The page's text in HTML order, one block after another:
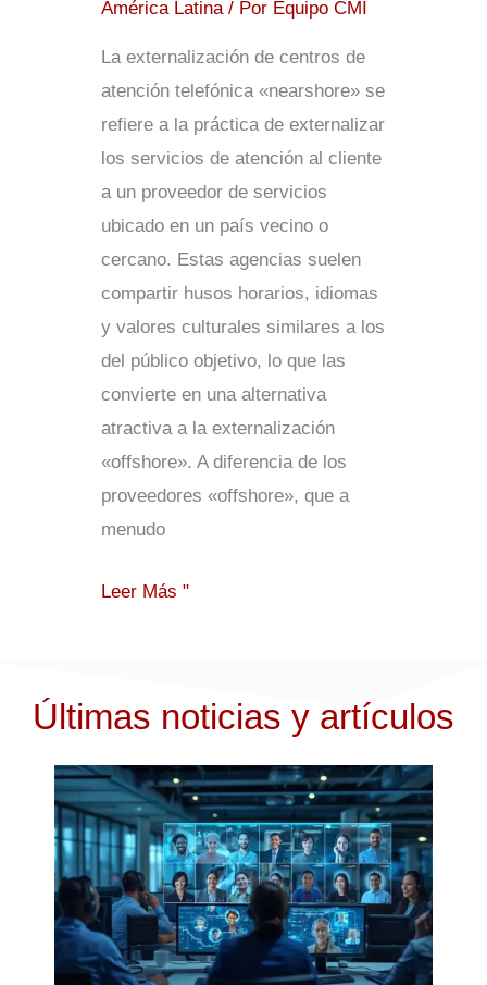
América Latina/ Por Equipo CMI
La externalización de centros de
atención telefónica «nearshore» se
refiere a la práctica de externalizar
los servicios de atención al cliente
a un proveedor de servicios
ubicado en un país vecino o
cercano. Estas agencias suelen
compartir husos horarios, idiomas
y valores culturales similares a los
del público objetivo, lo que las
convierte en una alternativa
atractiva a la externalización
«offshore». A diferencia de los
proveedores «offshore», que a
menudo
Leer Más "
Últimas noticias y artículos